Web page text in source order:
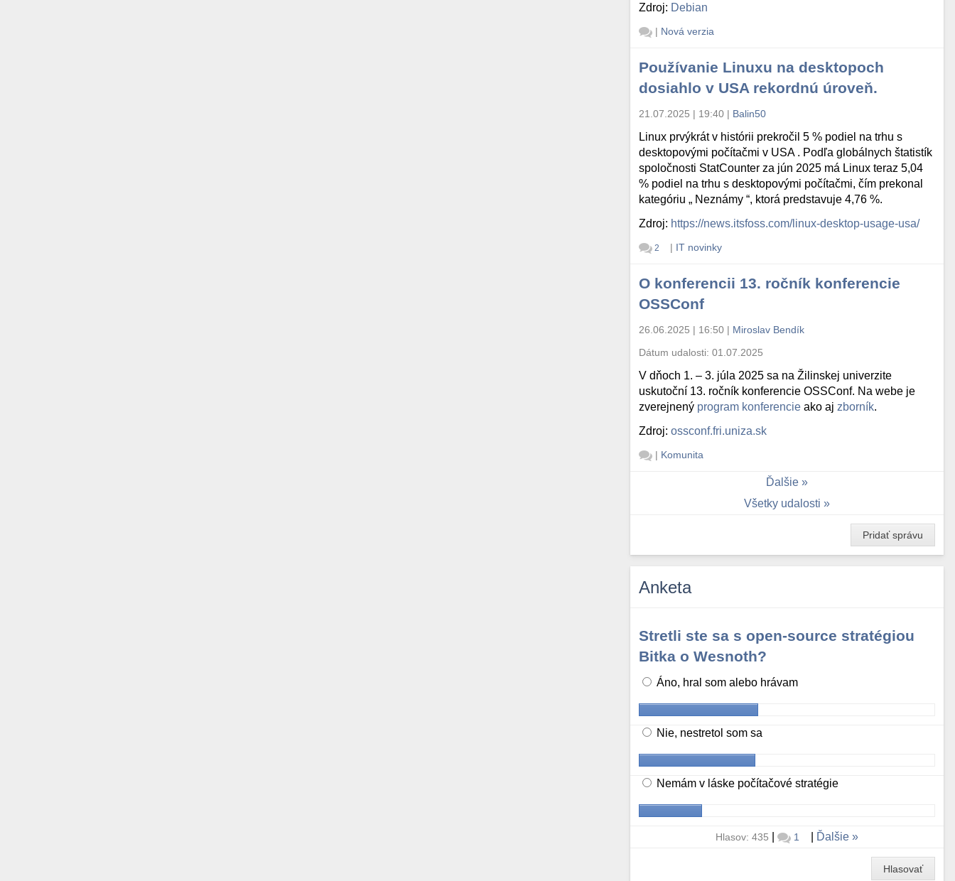
Zdroj: Debian
| Nová verzia
Používanie Linuxu na desktopoch
dosiahlo v USA rekordnú úroveň.
21.07.2025 | 19:40 | Balin50
Linux prvýkrát v histórii prekročil 5 % podiel na trhu s
desktopovými počítačmi v USA . Podľa globálnych štatistík
spoločnosti StatCounter za jún 2025 má Linux teraz 5,04
% podiel na trhu s desktopovými počítačmi, čím prekonal
kategóriu „ Neznámy “, ktorá predstavuje 4,76 %.
Zdroj: https://news.itsfoss.com/linux-desktop-usage-usa/
2 | IT novinky
O konferencii 13. ročník konferencie
OSSConf
26.06.2025 | 16:50 | Miroslav Bendík
Dátum udalosti:01.07.2025
V dňoch 1. – 3. júla 2025 sa na Žilinskej univerzite
uskutoční 13. ročník konferencie OSSConf. Na webe je
zverejnený program konferencie ako aj zborník.
Zdroj:ossconf.fri.uniza.sk
| Komunita
Ďalšie
Všetky udalosti
Pridať správu
Anketa
Stretli ste sa s open-source stratégiou
Bitka o Wesnoth?
Áno, hral som alebo hrávam
Nie, nestretol som sa
Nemám v láske počítačové stratégie
Hlasov: 435 | 1 Ďalšie
Hlasovať